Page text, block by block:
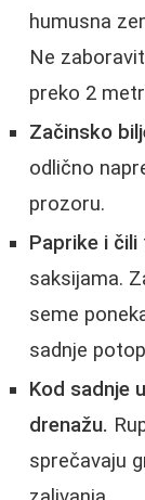
humusna
Ne
preko 2
Začinsko
odlično
prozoru.
Paprike i čili
saksijama.
seme
sadnje
Kod sadnje
drenažu.
sprečavaju